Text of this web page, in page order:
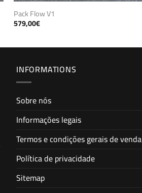
Pack Flow V1
579,00€
INFORMATIONS
Sobre nós
Informações legais
Termos e condições gerais de venda
Política de privacidade
Sitemap